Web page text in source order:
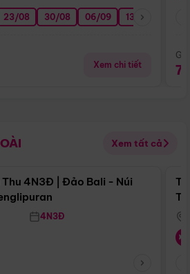
23/08 30/08 06/09 13/09
Xem chi tiết
Xem tất cả
Điểm nổi bật
4N3Đ | Đảo Bali - Núi
4N3Đ